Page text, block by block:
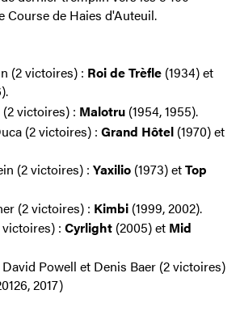
Course de Haies d'Auteuil.
(2 victoires) : Roi de Trèfle(1934) et
victoires) : Malotru(1954, 1955).
(2 victoires) : Grand Hôtel(1970) et
(2 victoires) : Yaxilio(1973) etTop
(2 victoires) : Kimbi(1999, 2002).
: Cyrlight(2005) et Mid
Powell et Denis Baer (2 victoires)
2017)